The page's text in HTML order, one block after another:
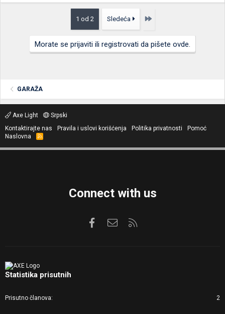
1 od 2 Sledeća Poslednja
Morate se prijaviti ili registrovati da pišete ovde.
GARAŽA
Axe Light
Srpski
Kontaktirajte nas
Pravila i uslovi korišćenja Politika privatnosti
Pomoć
Naslovna
R
S
Connect with us
FacebookKontaktirajte nas
Statistika prisutnih
Prisutno članova 2